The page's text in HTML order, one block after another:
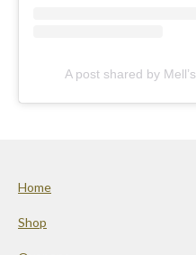
A post shared by
Home
Shop